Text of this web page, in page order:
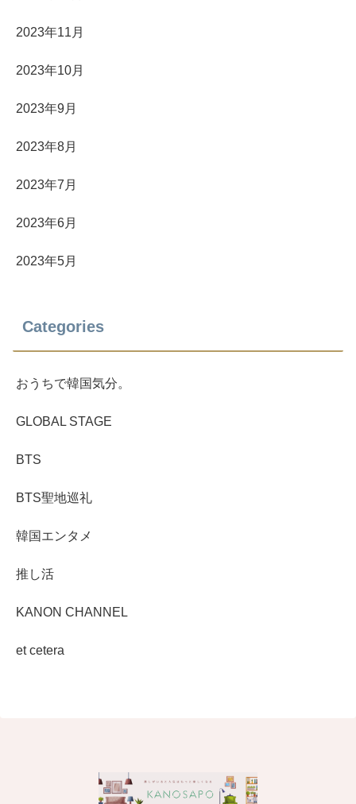
2023年11月
2023年10月
2023年9月
2023年8月
2023年7月
2023年6月
2023年5月
Categories
おうちで韓国気分。
GLOBAL STAGE
BTS
BTS聖地巡礼
韓国エンタメ
推し活
KANON CHANNEL
et cetera